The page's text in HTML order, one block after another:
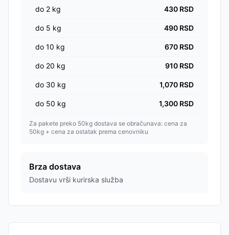
do 2 kg 430 RSD
do 5 kg 490 RSD
do 10 kg 670 RSD
do 20 kg 910 RSD
do 30 kg 1,070 RSD
do 50 kg 1,300 RSD
Za pakete preko 50kg dostava se obračunava: cena za
50kg + cena za ostatak prema cenovniku
Brza dostava
Dostavu vrši kurirska služba